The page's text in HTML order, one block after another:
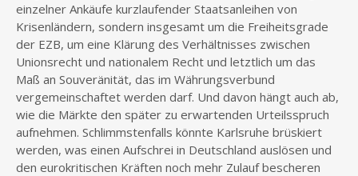
einzelner Ankäufe kurzlaufender Staatsanleihen von
Krisenländern, sondern insgesamt um die Freiheitsgrade
der EZB, um eine Klärung des Verhältnisses zwischen
Unionsrecht und nationalem Recht und letztlich um das
Maß an Souveränität, das im Währungsverbund
vergemeinschaftet werden darf. Und davon hängt auch ab,
wie die Märkte den später zu erwartenden Urteilsspruch
aufnehmen. Schlimmstenfalls könnte Karlsruhe brüskiert
werden, was einen Aufschrei in Deutschland auslösen und
den eurokritischen Kräften noch mehr Zulauf bescheren